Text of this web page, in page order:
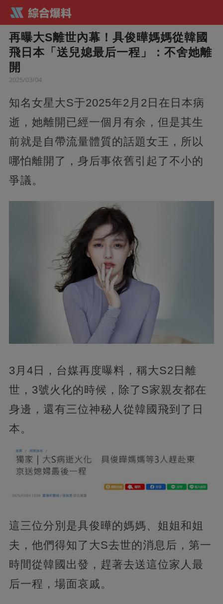
再曝大S離世內幕！具俊曄媽媽從韓國
飛日本「送兒媳最后一程」：不舍她離
開
2025/03/04
知名女星大S于2025年2月2日在日本病
逝，她離開已經一個月有余，但是其生
前就是自帶流量體質的話題女王，所以
哪怕離開了，身后事依舊引起了不小的
爭議。
3月4日，台媒再度曝料，稱大S2日離
世，3號火化的時候，除了S家親友都在
身邊，還有三位神秘人從韓國飛到了日
本。
這三位分別是具俊曄的媽媽、姐姐和姐
夫，他們得知了大S去世的消息后，第一
時間從韓國出發，趕著去送這位家人最
后一程，場面哀戚。